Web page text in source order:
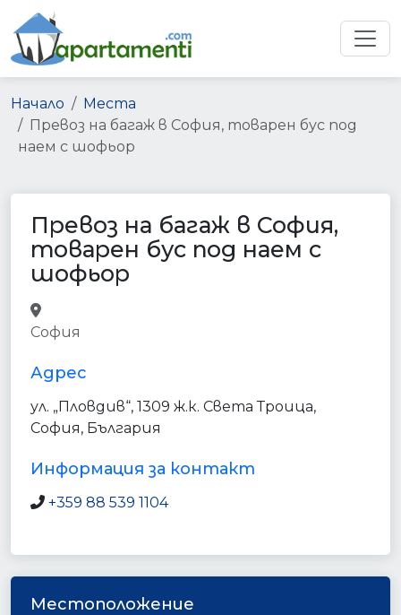
Начало
Места
Превоз на багаж в София, товарен бус под
наем с шофьор
Превоз на багаж в София,
товарен бус под наем с
шофьор
София
Адрес
ул. „Пловдив“, 1309 ж.к. Света Троица,
София, България
Информация за контакт
+359 88 539 1104
Местоположение